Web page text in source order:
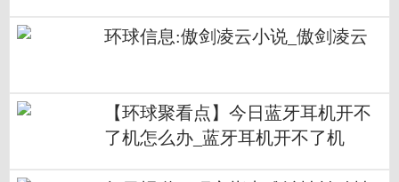
环球信息:傲剑凌云小说_傲剑凌云
【环球聚看点】今日蓝牙耳机开不
了机怎么办_蓝牙耳机开不了机